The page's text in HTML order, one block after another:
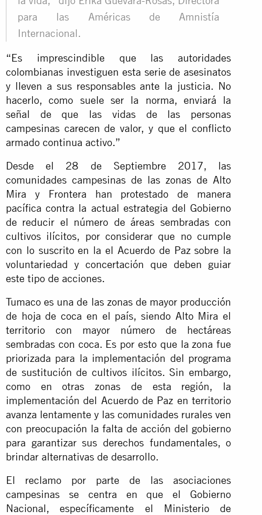
para las Américas de Amnistía
Internacional.
“Es imprescindible que las autoridades
colombianas investiguen esta serie de asesinatos
y lleven a sus responsables ante la justicia. No
hacerlo, como suele ser la norma, enviará la
señal de que las vidas de las personas
campesinas carecen de valor, y que el conflicto
armado continua activo.”
Desde el 28 de Septiembre 2017, las
comunidades campesinas de las zonas de Alto
Mira y Frontera han protestado de manera
pacífica contra la actual estrategia del Gobierno
de reducir el número de áreas sembradas con
cultivos ilícitos, por considerar que no cumple
con lo suscrito en la el Acuerdo de Paz sobre la
voluntariedad y concertación que deben guiar
este tipo de acciones.
Tumaco es una de las zonas de mayor producción
de hoja de coca en el país, siendo Alto Mira el
territorio con mayor número de hectáreas
sembradas con coca. Es por esto que la zona fue
priorizada para la implementación del programa
de sustitución de cultivos ilícitos. Sin embargo,
como en otras zonas de esta región, la
implementación del Acuerdo de Paz en territorio
avanza lentamente y las comunidades rurales ven
con preocupación la falta de acción del gobierno
para garantizar sus derechos fundamentales, o
brindar alternativas de desarrollo.
El reclamo por parte de las asociaciones
campesinas se centra en que el Gobierno
Nacional, específicamente el Ministerio de